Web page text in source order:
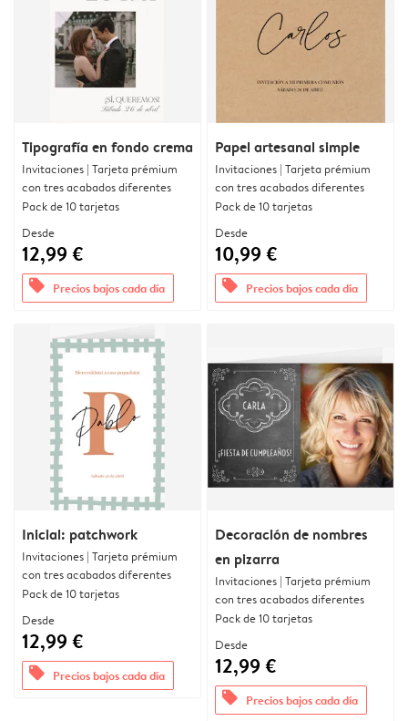
Tipografía en fondo crema
Invitaciones | Tarjeta prémium
con tres acabados diferentes
Pack de 10 tarjetas
Desde
12,99 €
offers Precios bajos cada día
Papel artesanal simple
Invitaciones | Tarjeta prémium
con tres acabados diferentes
Pack de 10 tarjetas
Desde
10,99 €
offers Precios bajos cada día
Inicial: patchwork
Invitaciones | Tarjeta prémium
con tres acabados diferentes
Pack de 10 tarjetas
Desde
12,99 €
offers Precios bajos cada día
Decoración de nombres
en pizarra
Invitaciones | Tarjeta prémium
con tres acabados diferentes
Pack de 10 tarjetas
Desde
12,99 €
offers Precios bajos cada día